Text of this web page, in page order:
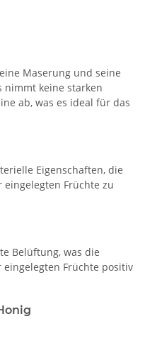
Maserung und seine
nimmt keine starken
ab, was es ideal für das
Eigenschaften, die
Früchte zu
Belüftung, was die
Früchte positiv